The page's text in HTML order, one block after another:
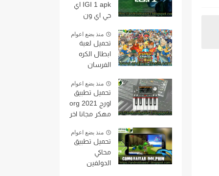
IGI 1 apk اي
جي اي ون
للاندرويد
النسخه الاصليه
من مديافير
بحجم خفيف
جدا.
منذ بضع اعوام
تحميل لعبة
ابطال الكره
الفرسان
Eleven على
محاكي
الدولفين
النسخه الاصليه
مجاناً اخر اصدار
للاندرويد
منذ بضع اعوام
تحميل تطبيق
اورج org 2021
مهكر مجانا اخر
للاندرويد
منذ بضع اعوام
تحميل تطبيق
محاكي
الدولفين